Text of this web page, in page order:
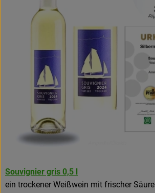
Souvignier gris 0,5 l
ein trockener Weißwein mit frischer Säure